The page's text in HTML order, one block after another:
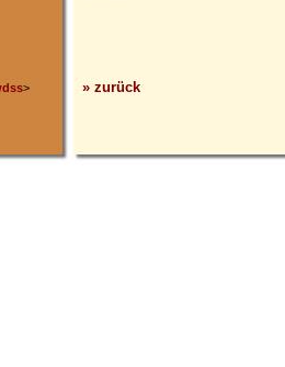
> » zurück